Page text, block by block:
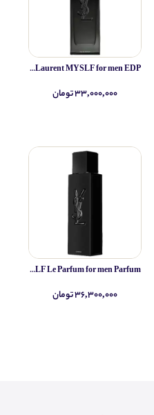
Yves Saint Laurent MYSLF for men EDP
۳۳,۰۰۰,۰۰۰ تومان
Yves Saint Laurent MYSLF Le Parfum for men Parfum
۳۶,۳۰۰,۰۰۰ تومان